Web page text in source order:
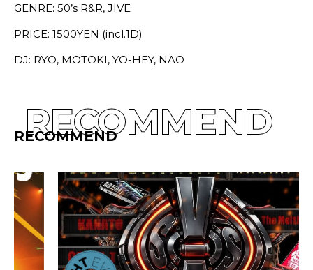
GENRE: 50’s R&R, JIVE
PRICE: 1500YEN (incl.1D)
DJ: RYO, MOTOKI, YO-HEY, NAO
RECOMMEND
RECOMMEND